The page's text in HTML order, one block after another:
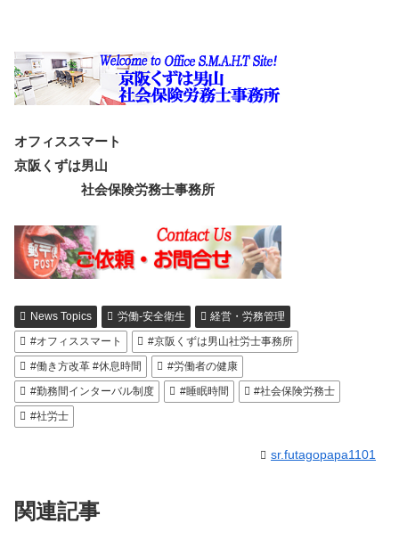
オフィススマート
京阪くずは男山
社会保険労務士事務所
News Topics 労働-安全衛生
経営・労務管理
#オフィススマート
#京阪くずは男山社労士事務所
#働き方改革 #休息時間
#労働者の健康
#勤務間インターバル制度
#睡眠時間
#社会保険労務士
#社労士
sr.futagopapa1101
関連記事